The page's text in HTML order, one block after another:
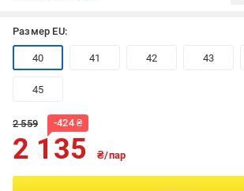
Размер EU:
40 41 42 43
45
2 559 -424₴
2 135 ₴/пар